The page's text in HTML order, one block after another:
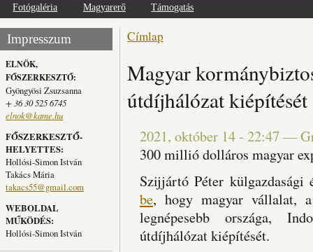
Fotógaléria Magyarerő Támogatás
Impresszum
ELNÖK,
FŐSZERKESZTŐ:
Gyöngyösi Zsuzsanna
+ 36 30 525 6745
elnok@kame.hu
FŐSZERKESZTŐ-
HELYETTES:
Hollósi-Simon István
Takács Mária
takacs55@gmail.com
WEBOLDAL
MŰKÖDÉS:
Hollósi-Simon István
Jelenlegi hely
Címlap
Magyar
útdíjhálózat kiépítését
2021, október 14 - 22:47 —
300 millió dolláros magyar
Szijjártó Péter
be, hogy magyar vállalat,
legnépesebb országa,
útdíjhálózat kiépítését.